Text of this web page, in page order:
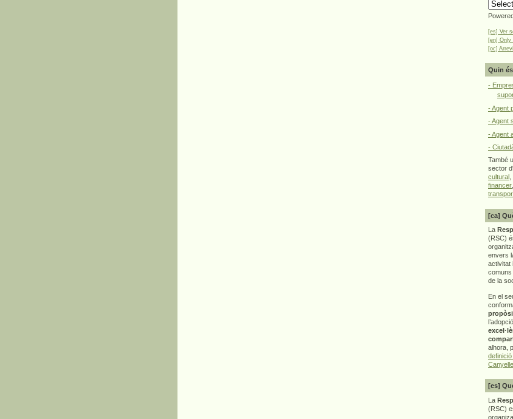
[es] Ver
[en] Only
[oc]
Quin
-
- Agent
- Agent
- Agent
-
També
sector
cultural
financer
[ca]
La
(RSC)
envers
activitat
comuns
de la
En el
alhora,
[es]
La
(RSC)